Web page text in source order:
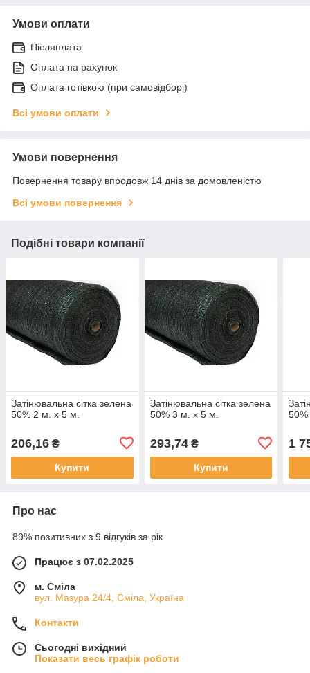
Умови оплати
Післяплата
Оплата на рахунок
Оплата готівкою (при самовідборі)
Всі умови оплати
Умови повернення
Повернення товару впродовж 14 днів за домовленістю
Всі умови повернення
Подібні товари компанії
Затінювальна сітка зелена
50% 2 м. х 5 м.
206,16 ₴
Купити
Затінювальна сітка зелена
50% 3 м. х 5 м.
293,74₴
Купити
1
Про нас
89% позитивних з 9 відгуків за рік
Працює з 07.02.2025
м. Сміла
вул. Мазура 24/4, Сміла, Україна
Контакти
Сьогодні вихідний
Показати весь графік роботи